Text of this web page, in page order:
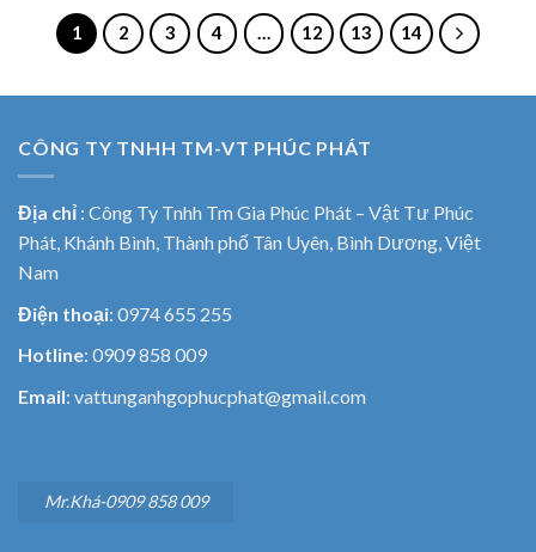
1 2 3 4 … 12 13 14
CÔNG TY TNHH TM-VT PHÚC PHÁT
Địa chỉ : Công Ty Tnhh Tm Gia Phúc Phát – Vật Tư Phúc
Phát, Khánh Bình, Thành phố Tân Uyên, Bình Dương, Việt
Nam
Điện thoại: 0974 655 255
Hotline: 0909 858 009
Email: vattunganhgophucphat@gmail.com
Mr.Khá-0909 858 009